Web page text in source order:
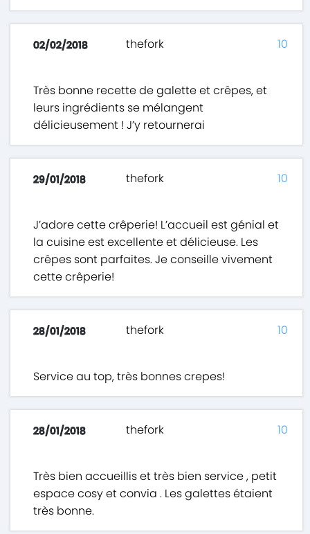
02/02/2018 thefork
Très bonne recette de galette et crêpes, et
leurs ingrédients se mélangent
délicieusement ! J’y retournerai
10
29/01/2018 thefork
J’adore cette crêperie! L’accueil est génial et
la cuisine est excellente et délicieuse. Les
crêpes sont parfaites. Je conseille vivement
cette crêperie!
10
28/01/2018 thefork
Service au top, très bonnes crepes!
10
28/01/2018 thefork
Très bien accueillis et très bien service , petit
espace cosy et convia . Les galettes étaient
très bonne.
10